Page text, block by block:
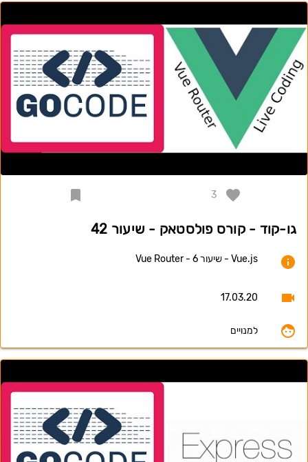
3
גו-קוד - קורס פולסטאק - שיעור 42
Vue.js - שיעור 6 - Vue Router
17.03.20
למנויים